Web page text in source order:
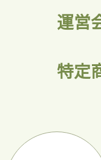
運営
特定